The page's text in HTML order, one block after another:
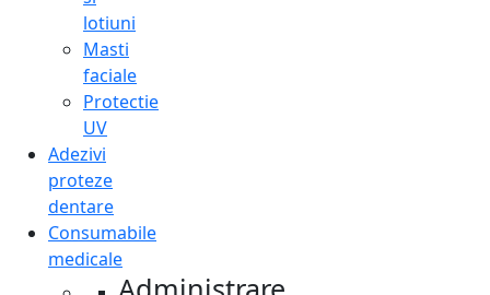
lotiuni
Masti
faciale
Protectie
UV
Adezivi
proteze
dentare
Consumabile
medicale